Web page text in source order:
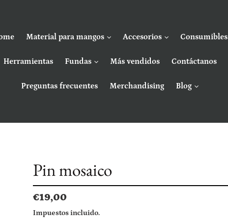
Material para mangos Accesorios Consumibles
Herramientas Fundas Más vendidos Contáctanos
Preguntas frecuentes Merchandising Blog
Pin mosaico
Precio
habitual
€19,00
Impuestos incluido.